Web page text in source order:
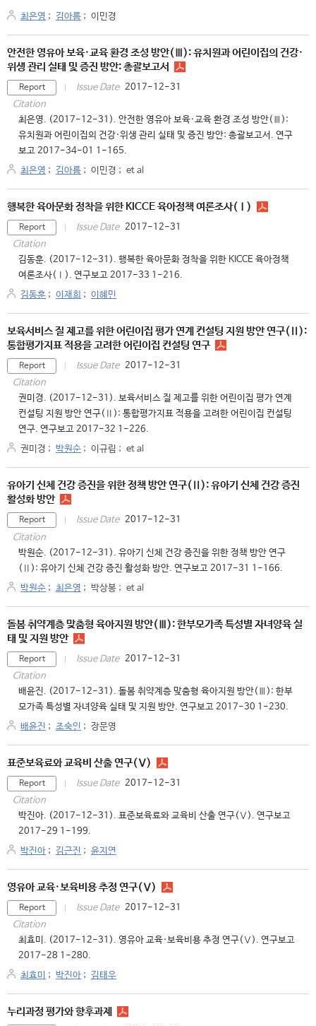
최은영 ; 김아름 ; 이민경
안전한 영유아 보육·교육 환경 조성 방안(Ⅲ): 유치원과 어린이집의 건강·
위생 관리 실태 및 증진 방안: 총괄보고서
Report Issue Date 2017-12-31
Citation
최은영. (2017-12-31). 안전한 영유아 보육·교육 환경 조성 방안(Ⅲ):
유치원과 어린이집의 건강·위생 관리 실태 및 증진 방안: 총괄보고서. 연구
보고 2017-34-01 1-165.
최은영 ; 김아름 ; 이민경 ; et al
행복한 육아문화 정착을 위한 KICCE 육아정책 여론조사(Ⅰ)
Report Issue Date 2017-12-31
Citation
김동훈. (2017-12-31). 행복한 육아문화 정착을 위한 KICCE 육아정책
여론조사(Ⅰ). 연구보고 2017-33 1-216.
김동훈 ; 이재희 ; 이혜민
보육서비스 질 제고를 위한 어린이집 평가 연계 컨설팅 지원 방안 연구(Ⅱ):
통합평가지표 적용을 고려한 어린이집 컨설팅 연구
Report Issue Date 2017-12-31
Citation
권미경. (2017-12-31). 보육서비스 질 제고를 위한 어린이집 평가 연계
컨설팅 지원 방안 연구(Ⅱ): 통합평가지표 적용을 고려한 어린이집 컨설팅
연구. 연구보고 2017-32 1-226.
권미경 ; 박원순 ; 이규림 ; et al
유아기 신체 건강 증진을 위한 정책 방안 연구(Ⅱ): 유아기 신체 건강 증진
활성화 방안
Report Issue Date 2017-12-31
Citation
박원순. (2017-12-31). 유아기 신체 건강 증진을 위한 정책 방안 연구
(Ⅱ): 유아기 신체 건강 증진 활성화 방안. 연구보고 2017-31 1-166.
박원순 ; 최은영 ; 박상봉 ; et al
돌봄 취약계층 맞춤형 육아지원 방안(Ⅲ): 한부모가족 특성별 자녀양육 실
태 및 지원 방안
Report Issue Date 2017-12-31
Citation
배윤진. (2017-12-31). 돌봄 취약계층 맞춤형 육아지원 방안(Ⅲ): 한부
모가족 특성별 자녀양육 실태 및 지원 방안. 연구보고 2017-30 1-230.
배윤진 ; 조숙인 ; 장문영
표준보육료와 교육비 산출 연구(Ⅴ)
Report Issue Date 2017-12-31
Citation
박진아. (2017-12-31). 표준보육료와 교육비 산출 연구(Ⅴ). 연구보고
2017-29 1-199.
박진아 ; 김근진 ; 윤지연
영유아 교육·보육비용 추정 연구(Ⅴ)
Report Issue Date 2017-12-31
Citation
최효미. (2017-12-31). 영유아 교육·보육비용 추정 연구(Ⅴ). 연구보고
2017-28 1-280.
최효미 ; 박진아 ; 김태우
누리과정 평가와 향후과제